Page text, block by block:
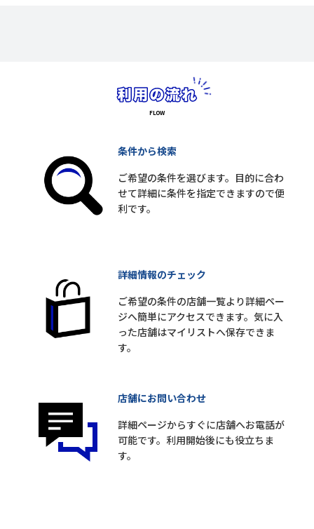
条件から検索
ご希望の条件を選びます。目的に合わ
せて詳細に条件を指定できますので便
利です。
詳細情報のチェック
ご希望の条件の店舗一覧より詳細ペー
ジへ簡単にアクセスできます。気に入
った店舗はマイリストへ保存できま
す。
店舗にお問い合わせ
詳細ページからすぐに店舗へお電話が
可能です。利用開始後にも役立ちま
す。